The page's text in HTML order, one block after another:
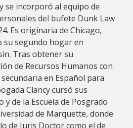
se incorporó al equipo de
del bufete Dunk Law
Es originaria de Chicago,
su segundo hogar en
Tras obtener su
de Recursos Humanos con
en Español para
Clancy cursó sus
y de la Escuela de Posgrado
de Marquette, donde
de Juris Doctor como el de